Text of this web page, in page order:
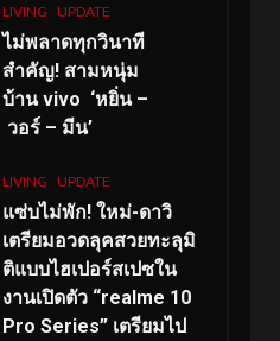
LIVING UPDATE
ไม่พลาดทุกวินาที
สำคัญ! สามหนุ่ม
บ้าน vivo ‘หยิ่น –
วอร์ – มีน’
LIVING UPDATE
แซ่บไม่พัก! ใหม่-ดาวิ
เตรียมอวดลุคสวยทะลุมิ
ติแบบไฮเปอร์สเปซใน
งานเปิดตัว “realme 10
Pro Series” เตรียมไป